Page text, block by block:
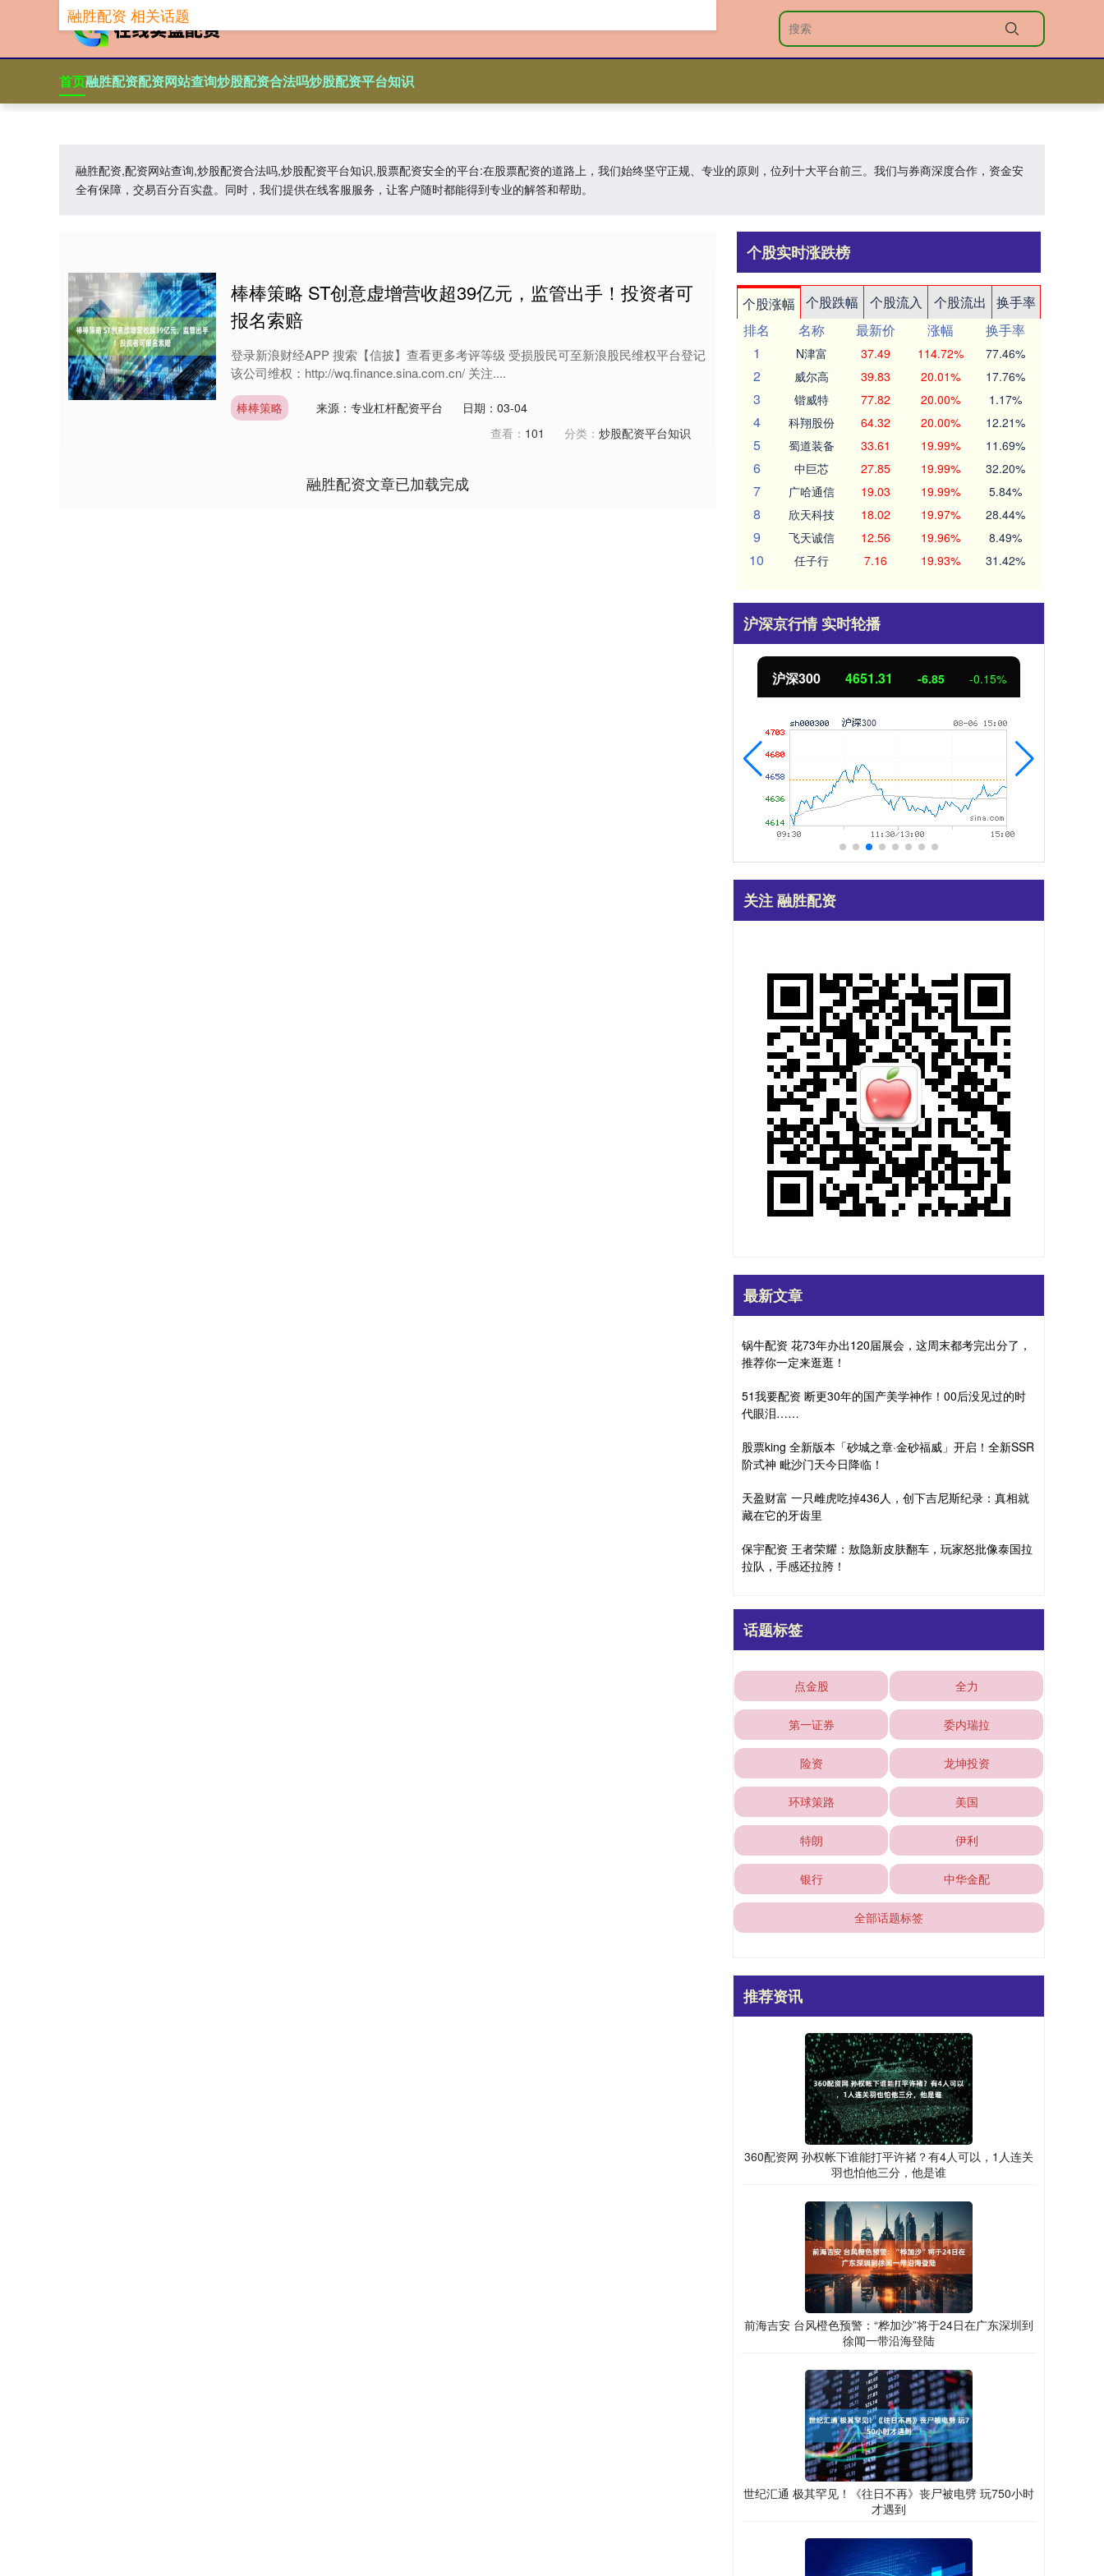
首页融胜配资配资网站查询炒股配资合法吗炒股配资平台知识
融胜配资,配资网站查询,炒股配资合法吗,炒股配资平台知识,股票配资安全的平台:在股票配资的道路上，我们始终坚守正规、专业的原则，位列十大平台前三。我们与券商深度合作，资金安
全有保障，交易百分百实盘。同时，我们提供在线客服服务，让客户随时都能得到专业的解答和帮助。
融胜配资 相关话题
棒棒策略 ST创意虚增营收超39亿元，监管出手！投资者可
报名索赔
登录新浪财经APP 搜索【信披】查看更多考评等级 受损股民可至新浪股民维权平台登记
该公司维权：http://wq.finance.sina.com.cn/ 关注....
棒棒策略 来源：专业杠杆配资平台
日期：03-04
查看： 101 分类： 炒股配资平台知识
融胜配资文章已加载完成
个股实时涨跌榜
个股涨幅 个股跌幅 个股流入 个股流出
换手率
排名
名称 最新价 涨幅
换手率
1
N津富 37.49 114.72% 77.46%
2 威尔高 39.83 20.01% 17.76%
3 锴威特 77.82 20.00% 1.17%
4 科翔股份 64.32 20.00% 12.21%
5 蜀道装备 33.61 19.99% 11.69%
6 中巨芯 27.85 19.99% 32.20%
7 广哈通信 19.03 19.99% 5.84%
8 欣天科技 18.02 19.97% 28.44%
9 飞天诚信 12.56 19.96% 8.49%
10 任子行 7.16 19.93% 31.42%
沪深京行情 实时轮播
-0.15% 北证50 1122.88
关注 融胜配资
最新文章
锅牛配资 花73年办出120届展会，这周末都考完出分了，
推荐你一定来逛逛！
51我要配资 断更30年的国产美学神作！00后没见过的时
代眼泪……
股票king 全新版本「砂城之章·金砂福威」开启！全新SSR
阶式神 毗沙门天今日降临！
天盈财富 一只雌虎吃掉436人，创下吉尼斯纪录：真相就
藏在它的牙齿里
保宇配资 王者荣耀：敖隐新皮肤翻车，玩家怒批像泰国拉
拉队，手感还拉胯！
话题标签
点金股 全力
第一证券 委内瑞拉
险资 龙坤投资
环球策路 美国
特朗 伊利
银行 中华金配
全部话题标签
推荐资讯
360配资网 孙权帐下谁能打平许褚？有4人可以，1人连关
羽也怕他三分，他是谁
前海吉安 台风橙色预警：“桦加沙”将于24日在广东深圳到
徐闻一带沿海登陆
世纪汇通 极其罕见！《往日不再》丧尸被电劈 玩750小时
才遇到